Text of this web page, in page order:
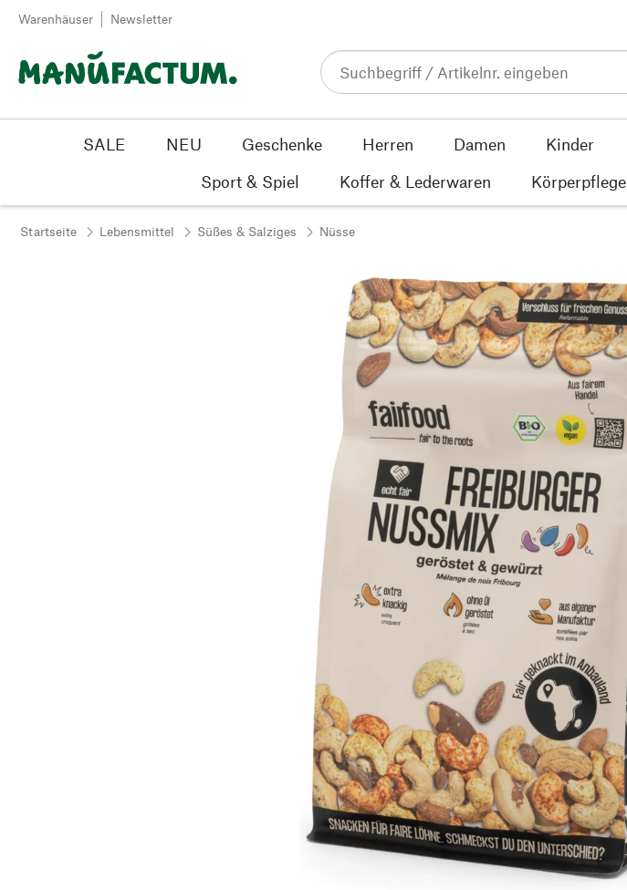
Zum Inhalt springen
Warenhäuser Newsletter
SALE NEU Geschenke Herren Damen Kinder
Sport & Spiel
Koffer & Lederwaren Körperpflege
Startseite Lebensmittel Süßes & Salziges Nüsse